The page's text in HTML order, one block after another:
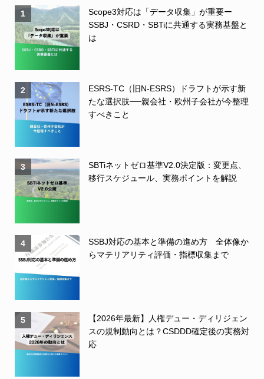
1
Scope3対応は「データ収集」が重要ー
SSBJ・CSRD・SBTiに共通する実務基盤と
は
2
ESRS-TC（旧N-ESRS）ドラフトが示す新
たな選択肢──親会社・欧州子会社が今整理
すべきこと
3
SBTiネットゼロ基準V2.0決定版：変更点、
移行スケジュール、実務ポイントを解説
4
SSBJ対応の基本と準備の進め方 全体像か
らマテリアリティ評価・指標収集まで
5
【2026年最新】人権デュー・ディリジェン
スの規制動向とは？CSDDD確定後の実務対
応